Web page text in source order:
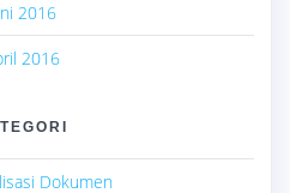
2016
2016
Dokumen